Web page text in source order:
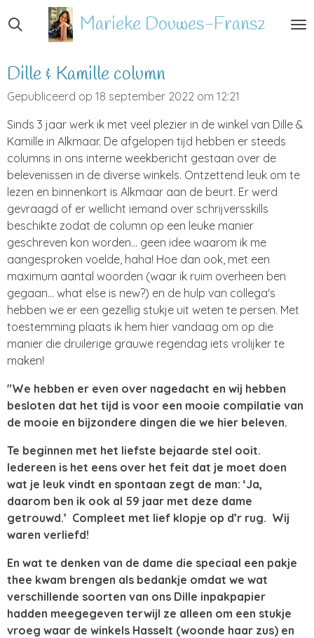
direct
de
hoofdinhoud
Marieke Douwes-Fransz
Dille & Kamille column
Gepubliceerd op 18 september 2022 om 12:21
Sinds 3 jaar werk ik met veel plezier in de winkel van Dille &
Kamille in Alkmaar. De afgelopen tijd hebben er steeds
columns in ons interne weekbericht gestaan over de
belevenissen in de diverse winkels. Ontzettend leuk om te
lezen en binnenkort is Alkmaar aan de beurt. Er werd
gevraagd of er wellicht iemand over schrijversskills
beschikte zodat de column op een leuke manier
geschreven kon worden... geen idee waarom ik me
aangesproken voelde, haha! Hoe dan ook, met een
maximum aantal woorden (waar ik ruim overheen ben
gegaan... what else is new?) en de hulp van collega's
hebben we er een gezellig stukje uit weten te persen. Met
toestemming plaats ik hem hier vandaag om op die
manier die druilerige grauwe regendag iets vrolijker te
maken!
"We hebben er even over nagedacht en wij hebben
besloten dat het tijd is voor een mooie compilatie van
de mooie en bijzondere dingen die we hier beleven.
Te beginnen met het liefste bejaarde stel ooit.
Iedereen is het eens over het feit dat je moet doen
wat je leuk vindt en spontaan zegt de man: ‘Ja,
daarom ben ik ook al 59 jaar met deze dame
getrouwd.’ Compleet met lief klopje op d’r rug. Wij
waren verliefd!
En wat te denken van de dame die speciaal een pakje
thee kwam brengen als bedankje omdat we wat
verschillende soorten van ons Dille inpakpapier
hadden meegegeven terwijl ze alleen om een stukje
vroeg waar de winkels Hasselt (woonde haar zus) en